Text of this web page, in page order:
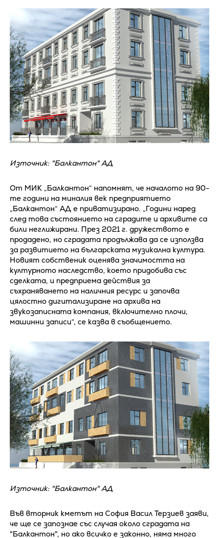
Източник: "Балкантон" АД
От МИК „Балкантон“ напомнят, че началото на 90-
те години на миналия век предприятието
„Балкантон“ АД е приватизирано. „Години наред
след това състоянието на сградите и архивите са
били неглижирани. През 2021 г. дружеството е
продадено, но сградата продължава да се използва
за развитието на българската музикална култура.
Новият собственик оценява значимостта на
културното наследство, което придобива със
сделката, и предприема действия за
съхраняването на наличния ресурс и започва
цялостно дигитализиране на архива на
звукозаписната компания, включително плочи,
машинни записи“, се казва в съобщението.
Източник: "Балкантон" АД
Във вторник кметът на София Васил Терзиев заяви,
че ще се запознае със случая около сградата на
"Балкантон", но ако всичко е законно, няма много